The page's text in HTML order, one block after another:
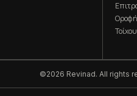
Τοίχου
©2026 Revinad. All rights